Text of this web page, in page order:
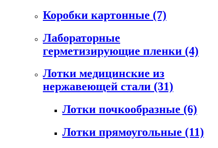
Коробки картонные (7)
Лабораторные
герметизирующие пленки (4)
Лотки медицинские из
нержавеющей стали (31)
Лотки почкообразные (6)
Лотки прямоугольные (11)